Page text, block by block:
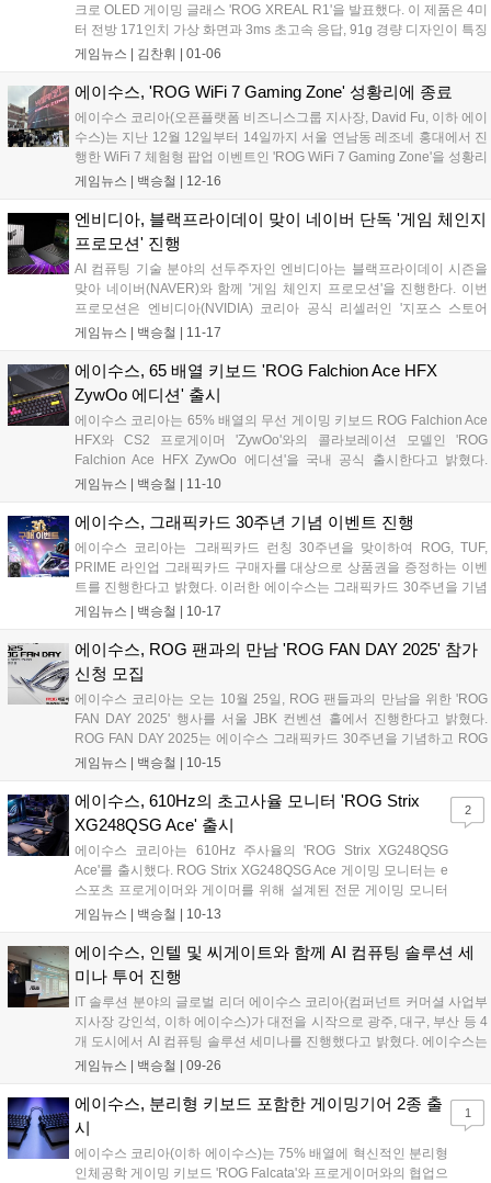
크로 OLED 게이밍 글래스 'ROG XREAL R1'을 발표했다. 이 제품은 4미
터 전방 171인치 가상 화면과 3ms 초고속 응답, 91g 경량 디자인이 특징
이다. ROG 생태계와 완벽 통합되며, 공간 코프로세싱과 전자식 변색 렌
게임뉴스 | 김찬휘 01-06
에이수스, 'ROG WiFi 7 Gaming Zone' 성황리에 종료
에이수스 코리아(오픈플랫폼 비즈니스그룹 지사장, David Fu, 이하 에이
수스)는 지난 12월 12일부터 14일까지 서울 연남동 레조네 홍대에서 진
행한 WiFi 7 체험형 팝업 이벤트인 'ROG WiFi 7 Gaming Zone'을 성황리
에 종료했다고 밝혔다. 'ROG WiFi 7 Gaming Zone'은 게임을 즐기는 데
확대하고자, 최신 무선 규격인 WiFi 7과 10Gbps 초고속 유선 네트워크
에 대한 주제로 직접 체험하고 알아볼 수 있는 기회를 제공하기 위해 기
획된 행사다. 이번 팝업은 약 2,000여 명의 방문객이 찾으며 성황리에 마
무리됐다....
게임뉴스 | 백승철 12-16
엔비디아, 블랙프라이데이 맞이 네이버 단독 '게임 체인지
프로모션' 진행
AI 컴퓨팅 기술 분야의 선두주자인 엔비디아는 블랙프라이데이 시즌을
맞아 네이버(NAVER)와 함께 '게임 체인지 프로모션'을 진행한다. 이번
프로모션은 엔비디아(NVIDIA) 코리아 공식 리셀러인 '지포스 스토어
(GeForce Store)'를 통해 11월 17일(월)부터 11월 30일(일)까지 2주간
최대 30만 원 상당의 할인 혜택을 제공한다. 네이버와의 협력을 통해 진
행되는 이번 프로모션은 행사 기간 동안 지포스 스토어 내 프로모션 대
상 제품을 구매하면 10만 원의 네이버 단독 할인 쿠폰이 제공된다. 여기
에 카드 결제 시 추가 7% 할인(최대 20만 원) 혜택이 함께 적용돼 소비자
는 최대 30만 원 상당의 할인 혜택을 받을 수 있다....
게임뉴스 | 백승철 11-17
에이수스, 65 배열 키보드 'ROG Falchion Ace HFX
ZywOo 에디션' 출시
에이수스 코리아는 65% 배열의 무선 게이밍 키보드 ROG Falchion Ace
HFX와 CS2 프로게이머 'ZywOo'와의 콜라보레이션 모델인 'ROG
Falchion Ace HFX ZywOo 에디션'을 국내 공식 출시한다고 밝혔다.
ZywOo(자이우) 선수는 본명 마티외 에르보(Mathieu Herbaut)로 에이수
있는 Team Vitality 소속의 프로게이머다. 이번 에디션 모델은 카운터 스
트라이크의 전설적인 플레이어로 평가받는 있는 ZywOo(자이우) 선수
개인의 퍼스널리티를 반영한 디자인과 컬러를 적용하여 한정판만의 차
별화된 비주얼 아이덴티티를 완성했다....
게임뉴스 | 백승철 11-10
에이수스, 그래픽카드 30주년 기념 이벤트 진행
에이수스 코리아는 그래픽카드 런칭 30주년을 맞이하여 ROG, TUF,
PRIME 라인업 그래픽카드 구매자를 대상으로 상품권을 증정하는 이벤
트를 진행한다고 밝혔다. 이러한 에이수스는 그래픽카드 30주년을 기념
하여 RTX 5060 Ti / RTX 5070 / RX 9060 XT / RX 9070XT 등 소비자 선
ROG, TUF, PRIME 브랜드 제품 구매 시 최대 6만 원권 상품권을 증정한
다....
게임뉴스 | 백승철 10-17
에이수스, ROG 팬과의 만남 'ROG FAN DAY 2025' 참가
신청 모집
에이수스 코리아는 오는 10월 25일, ROG 팬들과의 만남을 위한 'ROG
FAN DAY 2025' 행사를 서울 JBK 컨벤션 홀에서 진행한다고 밝혔다.
ROG FAN DAY 2025는 에이수스 그래픽카드 30주년을 기념하고 ROG
를 사랑하는 유저들과의 만남을 위해 마련된 자리로 10월 25일 오후 3
어 신제품 전시 및 체험 그리고 다양한 이벤트와 경품이 제공될 예정으
로 참가 신청은 에이수스 공식 홈페이지 및 ASUS ROG SNS 채널을 통
해 가능하다....
게임뉴스 | 백승철 10-15
에이수스, 610Hz의 초고사율 모니터 'ROG Strix
XG248QSG Ace' 출시
에이수스 코리아는 610Hz 주사율의 'ROG Strix XG248QSG
Ace'를 출시했다. ROG Strix XG248QSG Ace 게이밍 모니터는 e
스포츠 프로게이머와 게이머를 위해 설계된 전문 게이밍 모니터
다. e스포츠 프로게이머가 요구하는 집중력에 적합한 24.1인치
비주얼의 부드러움과 변화를 빠르게 파악하여, 한 차원 높은 수준
의 플레이가 가능하도록 설계된 제품이다. 0.1ms의 응답속도와
개선된 익스트림 로우 모션 블러 2 기술을 적용해 모션 블러과 고
스팅 현상을 최소화하여 상대의 움직임을 빠르게 추적 가능하며,
0.8ms의 낮은 인풋렉을 더해 입력 지연 없는 즉각적인 반응을 지
원하여 게이머가 경기에서 유리한 고지를 선점할 수 있다....
게임뉴스 | 백승철 10-13
2
에이수스, 인텔 및 씨게이트와 함께 AI 컴퓨팅 솔루션 세
미나 투어 진행
IT 솔루션 분야의 글로벌 리더 에이수스 코리아(컴퍼넌트 커머셜 사업부
지사장 강인석, 이하 에이수스)가 대전을 시작으로 광주, 대구, 부산 등 4
개 도시에서 AI 컴퓨팅 솔루션 세미나를 진행했다고 밝혔다. 에이수스는
AI 시대의 핵심 플레이어로 NVIDIA와의 파트너 관계를 통한 강력한
이번 세미나는 AI를 통해 급변하고 있는 시장 환경 속에서 에이수스의 서
버, IoT, 미니 PC 기술이 어떻게 비즈니스의 경계를 확장하고 새로운 가
치를 창출하는지에 대한 깊이 있는 제안과 방향 설정을 위해 마련되었
다....
게임뉴스 | 백승철 09-26
에이수스, 분리형 키보드 포함한 게이밍기어 2종 출
시
에이수스 코리아(이하 에이수스)는 75% 배열에 혁신적인 분리형
인체공학 게이밍 키보드 'ROG Falcata'와 프로게이머와의 협업으
1